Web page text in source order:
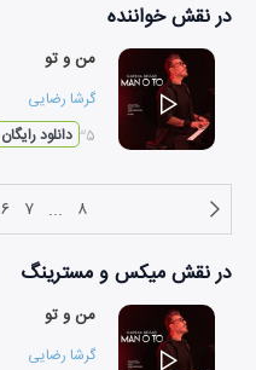
در نقشخواننده
من و تو
گرشا رضایی
۰۲:۳۵دانلود رایگان
۶ ۷ ... ۸
در نقشمیکس و مسترینگ
من و تو
گرشا رضایی